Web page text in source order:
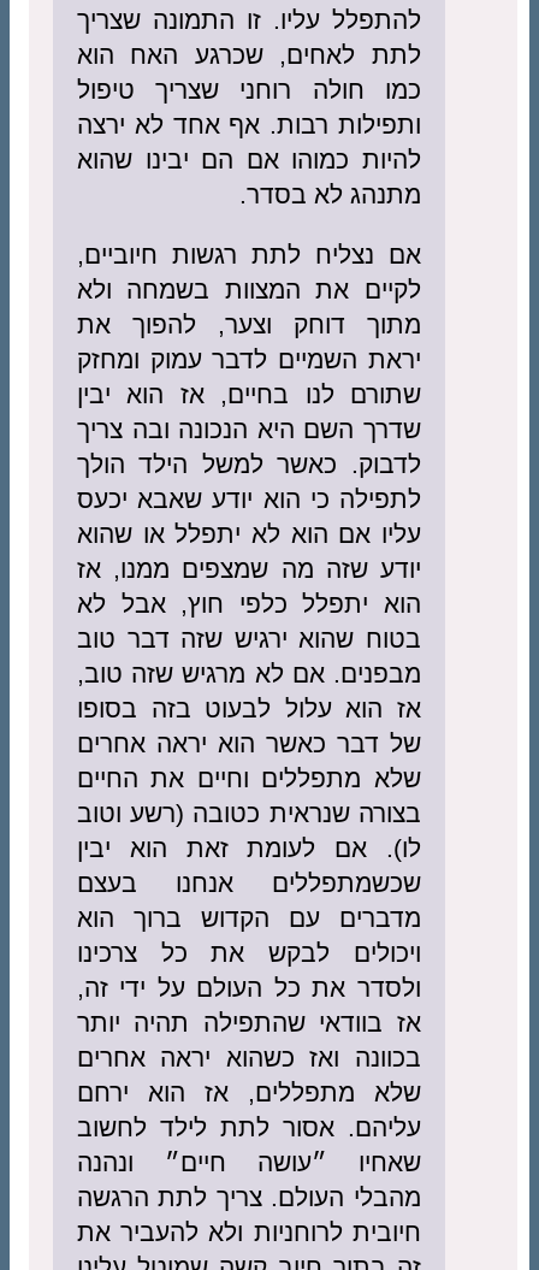
להתפלל עליו. זו התמונה שצריך
לתת לאחים, שכרגע האח הוא
כמו חולה רוחני שצריך טיפול
ותפילות רבות. אף אחד לא ירצה
להיות כמוהו אם הם יבינו שהוא
מתנהג לא בסדר.
אם נצליח לתת רגשות חיוביים,
לקיים את המצוות בשמחה ולא
מתוך דוחק וצער, להפוך את
יראת השמיים לדבר עמוק ומחזק
שתורם לנו בחיים, אז הוא יבין
שדרך השם היא הנכונה ובה צריך
לדבוק. כאשר למשל הילד הולך
לתפילה כי הוא יודע שאבא יכעס
עליו אם הוא לא יתפלל או שהוא
יודע שזה מה שמצפים ממנו, אז
הוא יתפלל כלפי חוץ, אבל לא
בטוח שהוא ירגיש שזה דבר טוב
מבפנים. אם לא מרגיש שזה טוב,
אז הוא עלול לבעוט בזה בסופו
של דבר כאשר הוא יראה אחרים
שלא מתפללים וחיים את החיים
בצורה שנראית כטובה (רשע וטוב
לו). אם לעומת זאת הוא יבין
שכשמתפללים אנחנו בעצם
מדברים עם הקדוש ברוך הוא
ויכולים לבקש את כל צרכינו
ולסדר את כל העולם על ידי זה,
אז בוודאי שהתפילה תהיה יותר
בכוונה ואז כשהוא יראה אחרים
שלא מתפללים, אז הוא ירחם
עליהם. אסור לתת לילד לחשוב
שאחיו ״עושה חיים״ ונהנה
מהבלי העולם. צריך לתת הרגשה
חיובית לרוחניות ולא להעביר את